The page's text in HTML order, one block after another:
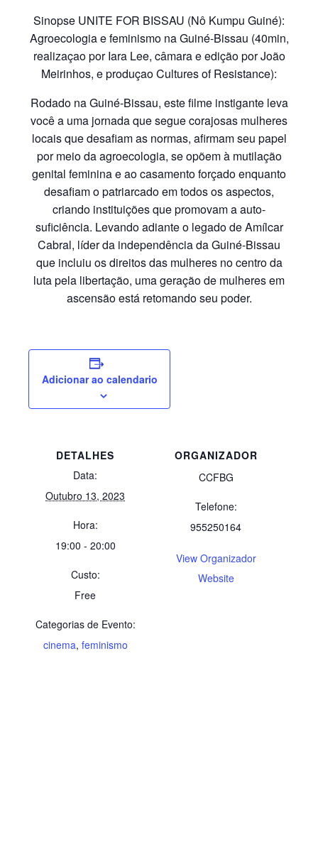
Sinopse UNITE FOR BISSAU (Nô Kumpu Guiné):
Agroecologia e feminismo na Guiné-Bissau (40min,
realizaçao por Iara Lee, câmara e edição por João
Meirinhos, e produçao Cultures of Resistance):
Rodado na Guiné-Bissau, este filme instigante leva
você a uma jornada que segue corajosas mulheres
locais que desafiam as normas, afirmam seu papel
por meio da agroecologia, se opõem à mutilação
genital feminina e ao casamento forçado enquanto
desafiam o patriarcado em todos os aspectos,
criando instituições que promovam a auto-
suficiência. Levando adiante o legado de Amílcar
Cabral, líder da independência da Guiné-Bissau
que incluiu os direitos das mulheres no centro da
luta pela libertação, uma geração de mulheres em
ascensão está retomando seu poder.
Adicionar ao calendario
DETALHES
Data:
Outubro 13, 2023
Hora:
19:00 - 20:00
Custo:
Free
Categorias de Evento:
cinema, feminismo
ORGANIZADOR
CCFBG
Telefone:
955250164
View Organizador
Website